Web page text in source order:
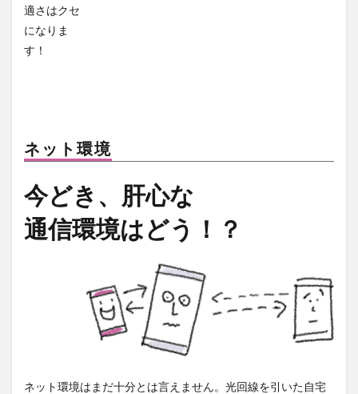
適さはクセ
になりま
す！
ネット環境
今どき、肝心な
通信環境はどう！？
ネット環境はまだ十分とは言えません。光回線を引いた自宅